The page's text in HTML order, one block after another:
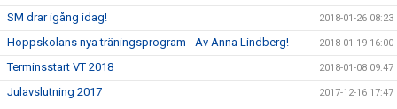
SM drar igång idag! 2018-01-26 08:23
Hoppskolans nya träningsprogram - Av Anna Lindberg! 2018-01-19 16:00
Terminsstart VT 2018 2018-01-08 09:47
Julavslutning 2017 2017-12-16 17:47